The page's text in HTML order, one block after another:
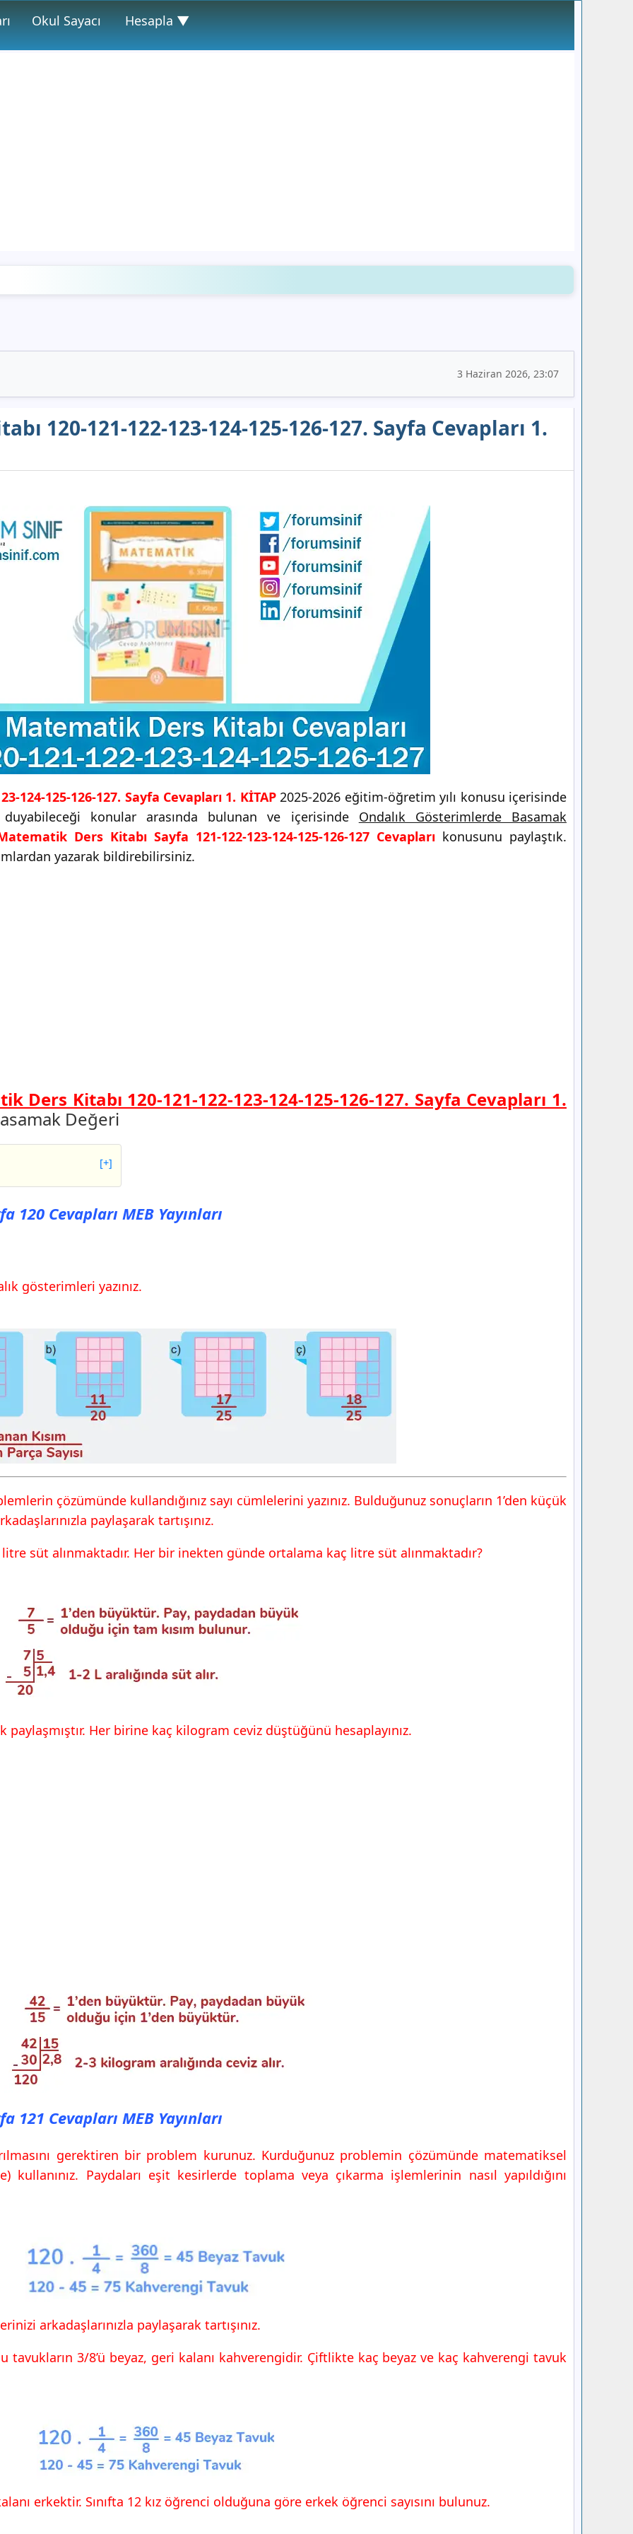
Okul Sayacı Hesapla ▼
3 Haziran 2026, 23:07
120-121-122-123-124-125-126-127. Sayfa Cevapları 1.
124-125-126-127. Sayfa Cevapları 1. KİTAP2025-2026 eğitim-öğretim yılı konusu içerisinde
konular arasında bulunan ve içerisinde Ondalık Gösterimlerde Basamak
Ders Kitabı Sayfa 121-122-123-124-125-126-127 Cevapları konusunu paylaştık.
yazarak bildirebilirsiniz.
Ders Kitabı 120-121-122-123-124-125-126-127. Sayfa Cevapları 1.
Değeri
[+]
Cevapları MEB
MEB
Cevapları MEB
Cevapları MEB
MEB
Şeklinde
Cevapları MEB
MEB
120 Cevapları MEB Yayınları
gösterimleri yazınız.
çözümünde kullandığınız sayı cümlelerini yazınız. Bulduğunuz sonuçların 1’den küçük
paylaşarak tartışınız.
süt alınmaktadır. Her bir inekten günde ortalama kaç litre süt alınmaktadır?
Her birine kaç kilogram ceviz düştüğünü hesaplayınız.
121 Cevapları MEB Yayınları
gerektiren bir problem kurunuz. Kurduğunuz problemin çözümünde matematiksel
Paydaları eşit kesirlerde toplama veya çıkarma işlemlerinin nasıl yapıldığını
arkadaşlarınızla paylaşarak tartışınız.
3/8’ü beyaz, geri kalanı kahverengidir. Çiftlikte kaç beyaz ve kaç kahverengi tavuk
erkektir. Sınıfta 12 kız öğrenci olduğuna göre erkek öğrenci sayısını bulunuz.